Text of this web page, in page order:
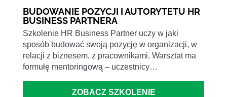
BUDOWANIE POZYCJI I AUTORYTETU HR
BUSINESS PARTNERA
Szkolenie HR Business Partner uczy w jaki
sposób budować swoją pozycję w organizacji, w
relacji z biznesem, z pracownikami. Warsztat ma
formułę mentoringową – uczestnicy…
ZOBACZ SZKOLENIE